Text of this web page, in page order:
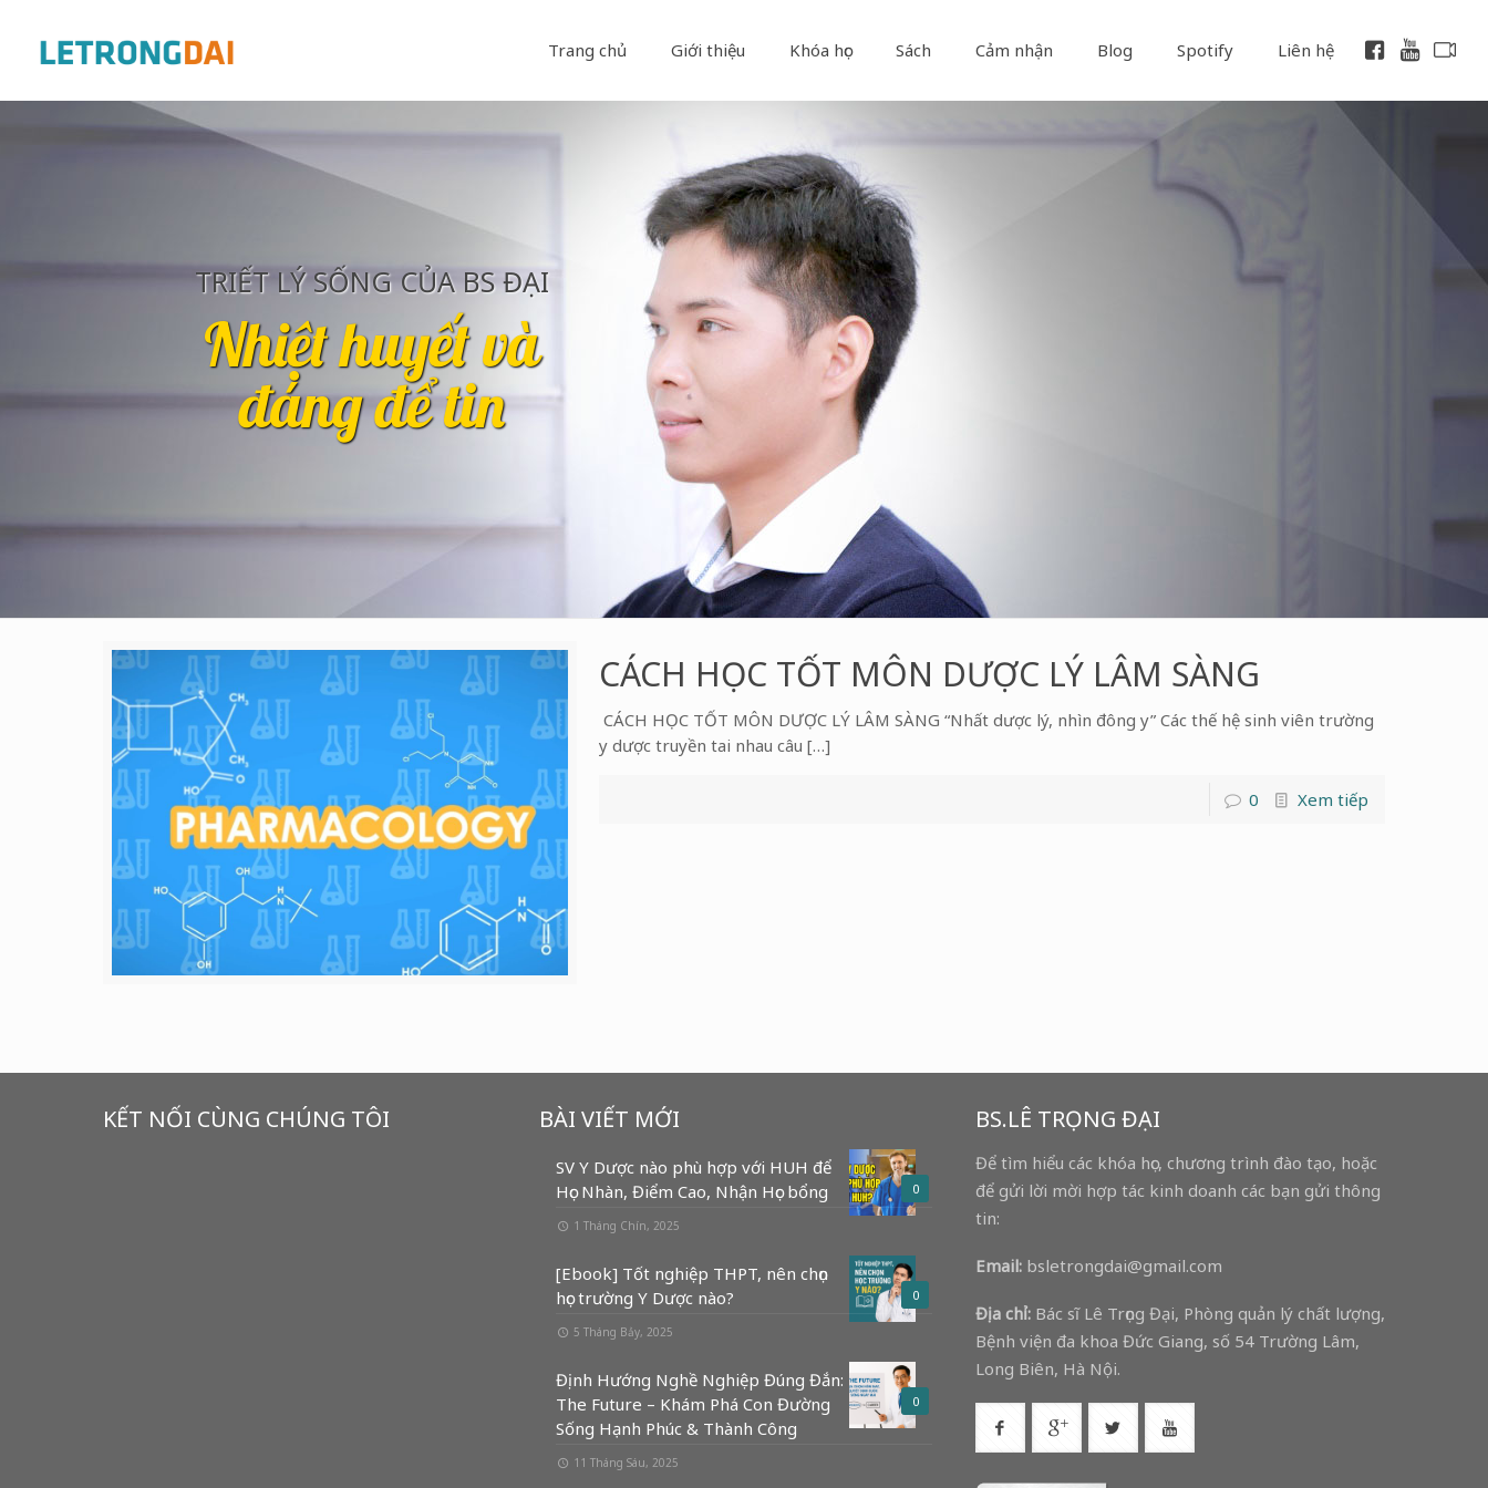
Trang chủ Giới thiệu Khóa học Sách Cảm nhận Blog Spotify Liên hệ
TRIẾT LÝ SỐNG CỦA BS ĐẠI
Nhiệt huyết và
đáng để tin
CÁCH HỌC TỐT MÔN DƯỢC LÝ LÂM SÀNG
CÁCH HỌC TỐT MÔN DƯỢC LÝ LÂM SÀNG “Nhất dược lý, nhìn đông y” Các thế hệ sinh viên trường
y dược truyền tai nhau câu […]
0 Xem tiếp
KẾT NỐI CÙNG CHÚNG TÔI BÀI VIẾT MỚI
0
SV Y Dược nào phù hợp với HUH để
Học Nhàn, Điểm Cao, Nhận Học bổng
1 Tháng Chín, 2025
0
[Ebook] Tốt nghiệp THPT, nên chọn
học trường Y Dược nào?
5 Tháng Bảy, 2025
0
Định Hướng Nghề Nghiệp Đúng Đắn:
The Future – Khám Phá Con Đường
Sống Hạnh Phúc & Thành Công
11 Tháng Sáu, 2025
BS.LÊ TRỌNG ĐẠI
Để tìm hiểu các khóa học, chương trình đào tạo, hoặc
để gửi lời mời hợp tác kinh doanh các bạn gửi thông
tin:
Email:bsletrongdai@gmail.com
Địa chỉ: Bác sĩ Lê Trọng Đại, Phòng quản lý chất lượng,
Bệnh viện đa khoa Đức Giang, số 54 Trường Lâm,
Long Biên, Hà Nội.